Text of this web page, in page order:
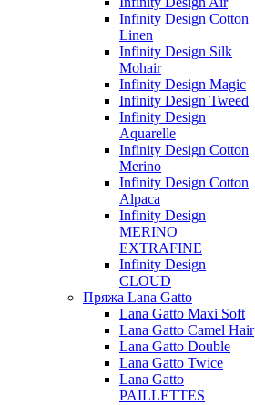
Infinity Design Cotton
Linen
Infinity Design Silk
Mohair
Infinity Design Magic
Infinity Design Tweed
Infinity Design
Aquarelle
Infinity Design Cotton
Merino
Infinity Design Cotton
Alpaca
Infinity Design
MERINO
EXTRAFINE
Infinity Design
CLOUD
Пряжа Lana Gatto
Lana Gatto Maxi Soft
Lana Gatto Camel Hair
Lana Gatto Double
Lana Gatto Twice
Lana Gatto
PAILLETTES